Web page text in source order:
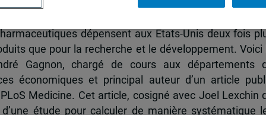
dépensent aux États-Unis deux fois
que pour la recherche et le développement. Voici
Gagnon, chargé de cours aux départements
économiques et principal auteur d’un article
Medicine. Cet article, cosigné avec Joel Lexchin
étude pour calculer de manière systématique